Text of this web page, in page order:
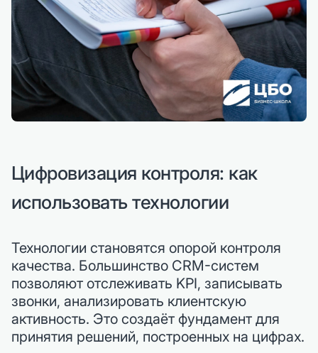
Цифровизация контроля: как
использовать технологии
Технологии становятся опорой контроля
качества. Большинство CRM-систем
позволяют отслеживать KPI, записывать
звонки, анализировать клиентскую
активность. Это создаёт фундамент для
принятия решений, построенных на цифрах.